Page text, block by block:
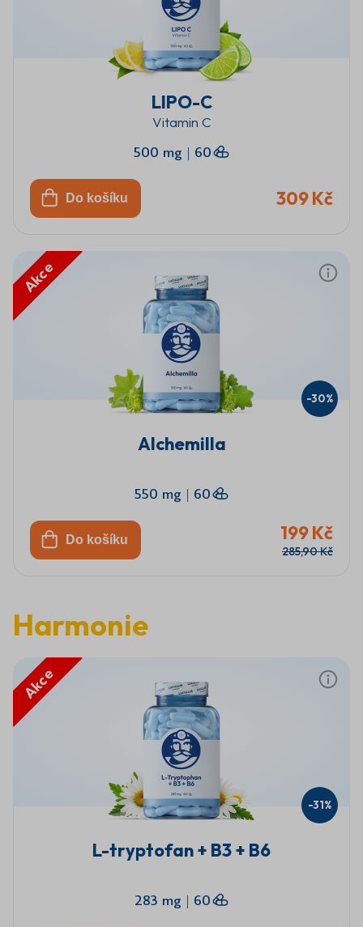
LIPO-C
Vitamin C
500 mg | 60
Do košíku 309 Kč
Akce
Alchemilla
550 mg | 60
Do košíku 199 Kč
285,90 Kč
-30%
Harmonie
Akce
L-tryptofan + B3 + B6
283 mg | 60
-31%